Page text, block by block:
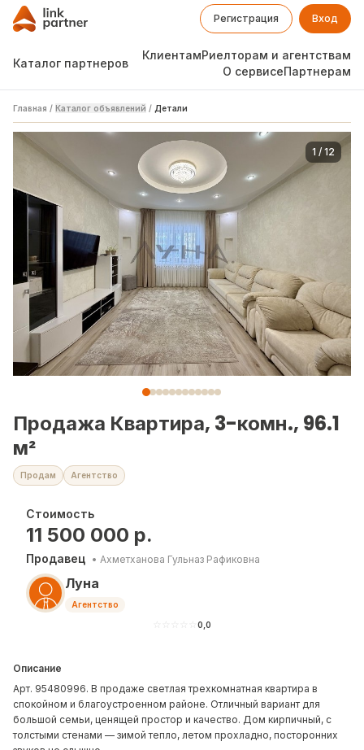
Регистрация Вход
Каталог партнеров
КлиентамРиелторам и агентствам
О сервисеПартнерам
Главная / Каталог объявлений / Детали
1 / 12
Продажа Квартира, 3-комн., 96.1
м²
Продам Агентство
Стоимость
11 500 000 р.
Продавец • Ахметханова Гульназ Рафиковна
Луна
Агентство
0,0
Описание
Арт. 95480996. В продаже светлая трехкомнатная квартира в
спокойном и благоустроенном районе. Отличный вариант для
большой семьи, ценящей простор и качество. Дом кирпичный, с
толстыми стенами — зимой тепло, летом прохладно, посторонних